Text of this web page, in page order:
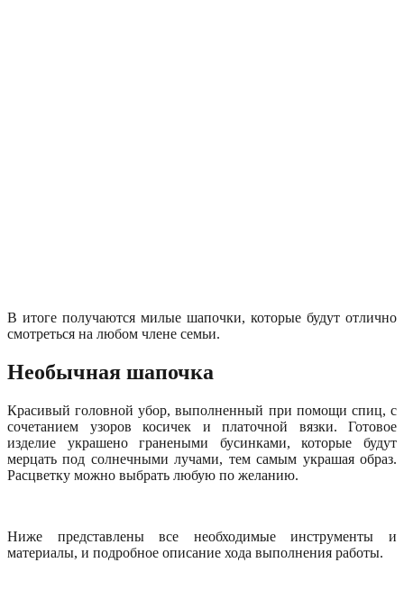
В итоге получаются милые шапочки, которые будут отлично
смотреться на любом члене семьи.
Необычная шапочка
Красивый головной убор, выполненный при помощи спиц, с
сочетанием узоров косичек и платочной вязки. Готовое
изделие украшено гранеными бусинками, которые будут
мерцать под солнечными лучами, тем самым украшая образ.
Расцветку можно выбрать любую по желанию.
Ниже представлены все необходимые инструменты и
материалы, и подробное описание хода выполнения работы.